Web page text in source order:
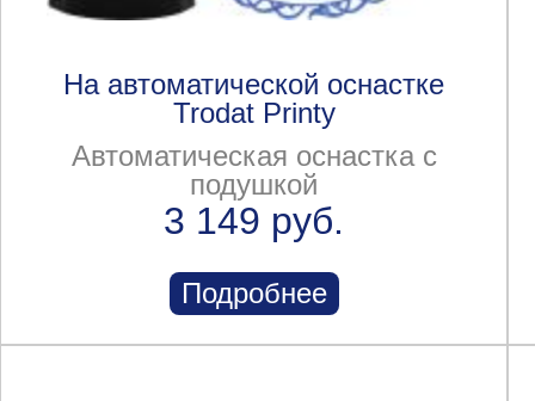
На автоматической оснастке
Trodat Printy
Автоматическая оснастка с
подушкой
3 149 руб.
Подробнее